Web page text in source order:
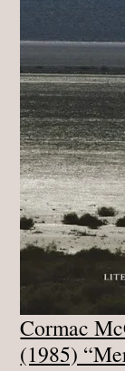
Cormac
(1985)